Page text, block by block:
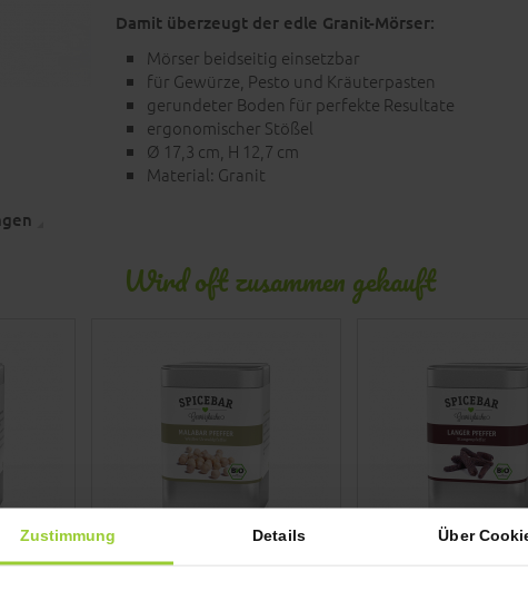
Zustimmung Details Über
Damit überzeugt der edle Granit-Mörser:
Mörser beidseitig einsetzbar
für Gewürze, Pesto und Kräuterpasten
gerundeter Boden für perfekte Resultate
ergonomischer Stößel
Ø 17,3 cm, H 12,7 cm
Material: Granit
Wird oft zusammen gekauft